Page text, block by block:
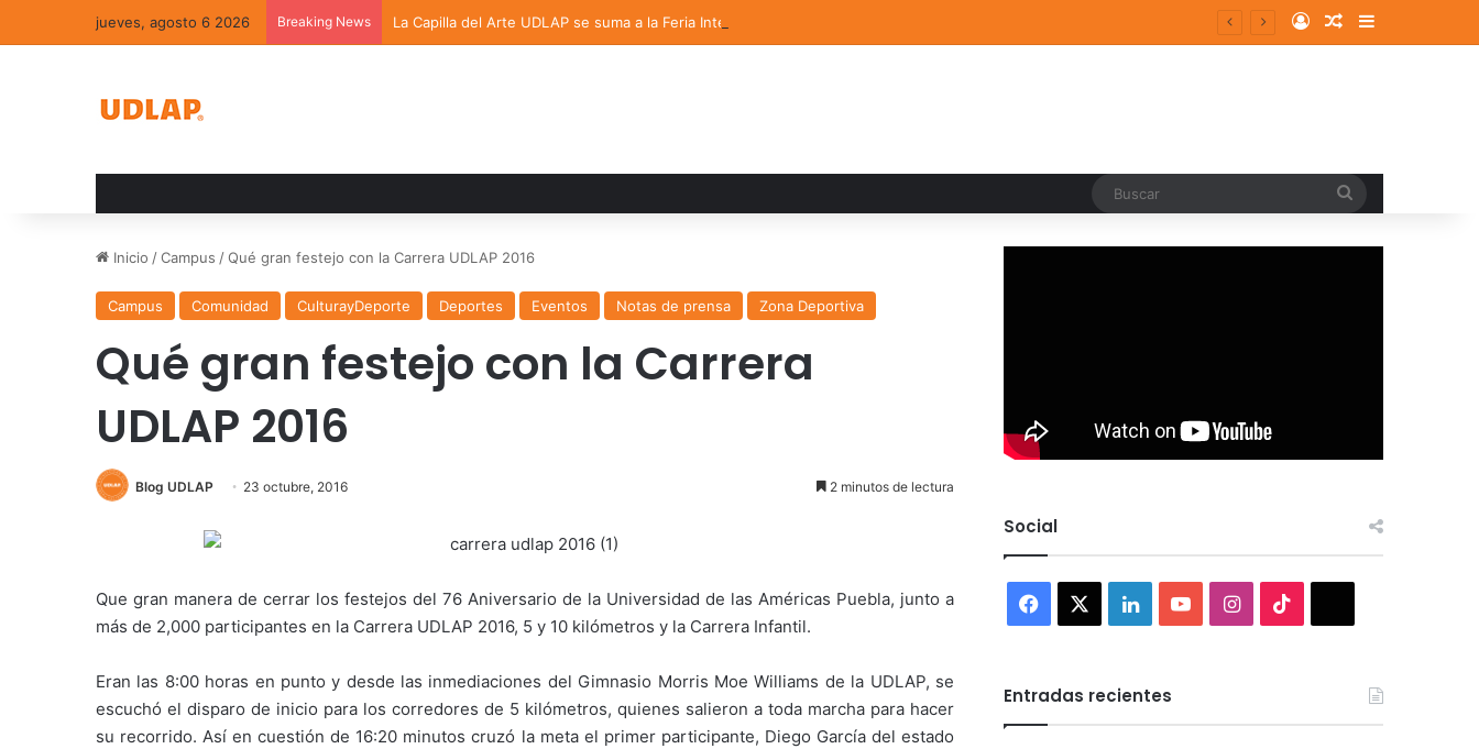
jueves, agosto 6 2026 Breaking News La Capilla del Arte UDLAP se suma a la Feria Internacional del Libro en Puebla Log InRandom Article
Sidebar
Inicio /Campus /Qué gran festejo con la Carrera UDLAP 2016
Campus Comunidad CulturayDeporte Deportes Eventos Notas de prensa Zona Deportiva
Qué gran festejo con la Carrera
UDLAP 2016
Blog UDLAP 23 octubre, 2016 2 minutos de lectura
Que gran manera de cerrar los festejos del 76 Aniversario de la Universidad de las Américas Puebla, junto a
más de 2,000 participantes en la Carrera UDLAP 2016, 5 y 10 kilómetros y la Carrera Infantil.
Eran las 8:00 horas en punto y desde las inmediaciones del Gimnasio Morris Moe Williams de la UDLAP, se
escuchó el disparo de inicio para los corredores de 5 kilómetros, quienes salieron a toda marcha para hacer
su recorrido. Así en cuestión de 16:20 minutos cruzó la meta el primer participante, Diego García del estado
Social
Facebook LinkedInYouTubeInstagram
Entradas recientes